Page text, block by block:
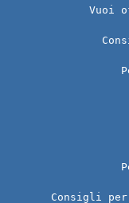
Vuoi
Consigli